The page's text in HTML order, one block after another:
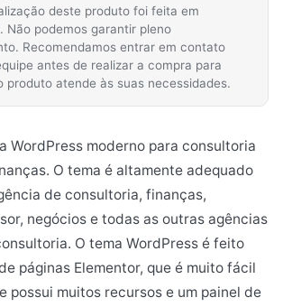
deste produto foi feita em
. Não podemos garantir pleno
Recomendamos entrar em contato
antes de realizar a compra para
produto atende às suas necessidades.
WordPress moderno para consultoria
O tema é altamente adequado
de consultoria, finanças,
negócios e todas as outras agências
O tema WordPress é feito
páginas Elementor, que é muito fácil
possui muitos recursos e um painel de